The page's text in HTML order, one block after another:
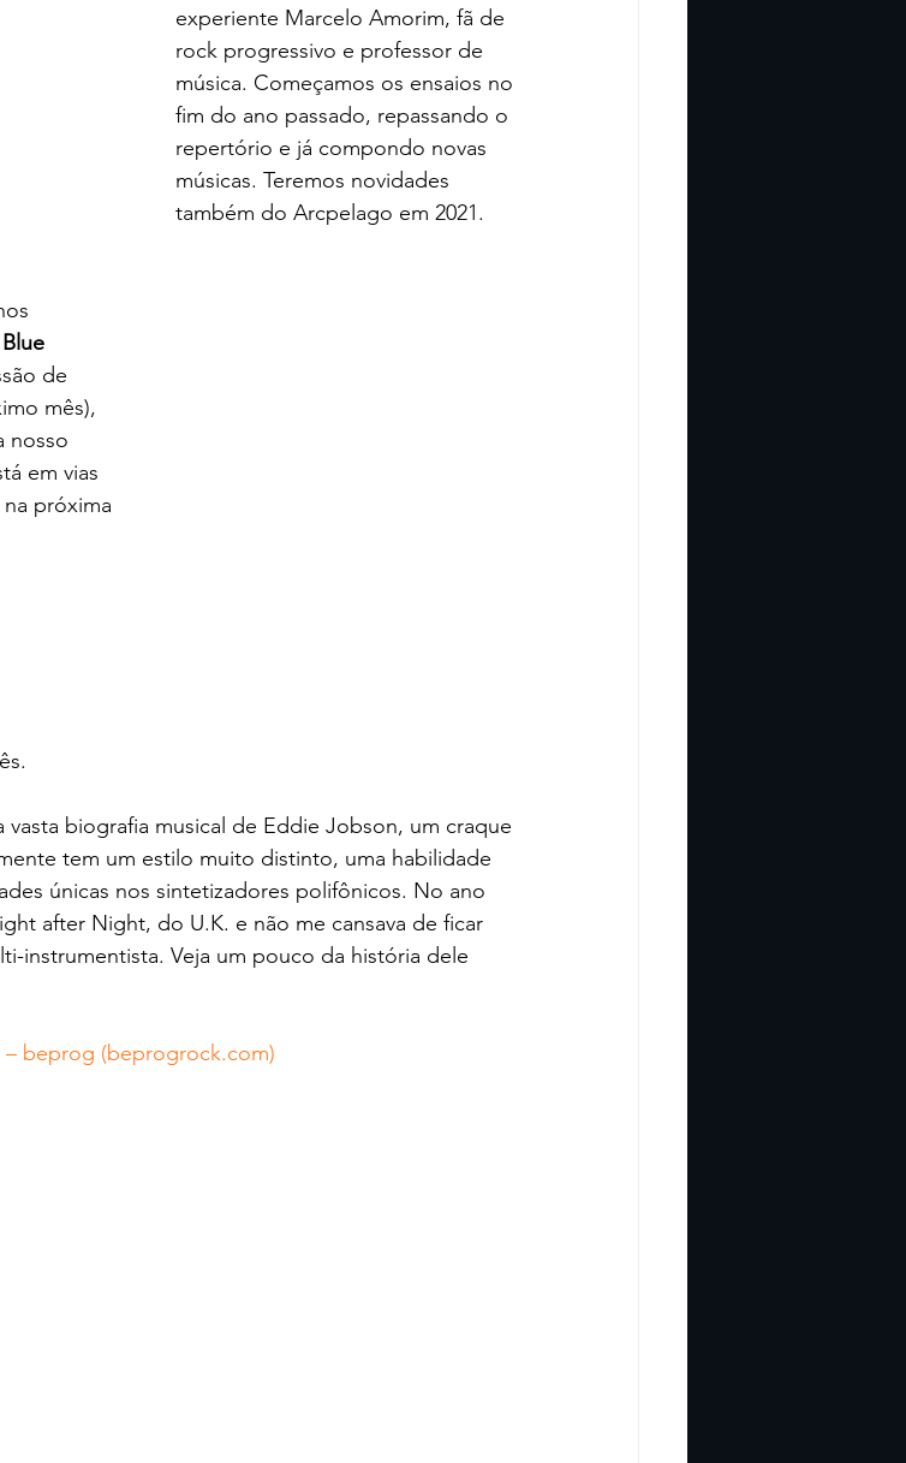
experiente Marcelo Amorim, fã de
rock progressivo e professor de
música. Começamos os ensaios no
fim do ano passado, repassando o
repertório e já compondo novas
músicas. Teremos novidades
também do Arcpelago em 2021.
Blue
de
mês),
nosso
em vias
próxima
biografia musical de Eddie Jobson, um craque
tem um estilo muito distinto, uma habilidade
únicas nos sintetizadores polifônicos. No ano
after Night, do U.K. e não me cansava de ficar
instrumentista. Veja um pouco da história dele
beprog (beprogrock.com)